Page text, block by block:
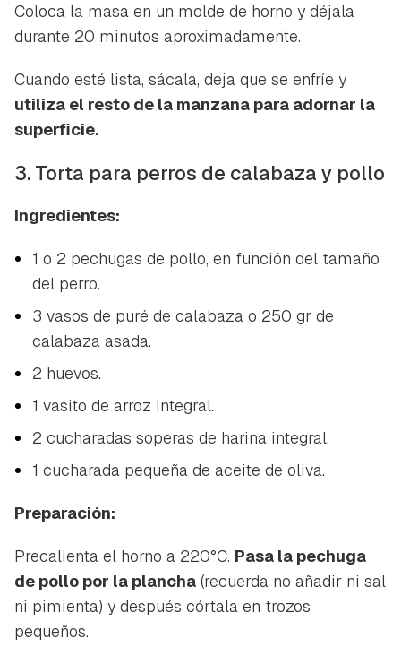
Coloca la masa en un molde de horno y déjala
durante 20 minutos aproximadamente.
Cuando esté lista, sácala, deja que se enfríe y
utiliza el resto de la manzana para adornar la
superficie.
3. Torta para perros de calabaza y pollo
Ingredientes:
1 o 2 pechugas de pollo, en función del tamaño
del perro.
3 vasos de puré de calabaza o 250 gr de
calabaza asada.
2 huevos.
1 vasito de arroz integral.
2 cucharadas soperas de harina integral.
1 cucharada pequeña de aceite de oliva.
Preparación:
Precalienta el horno a 220°C. Pasa la pechuga
de pollo por la plancha (recuerda no añadir ni sal
ni pimienta) y después córtala en trozos
pequeños.